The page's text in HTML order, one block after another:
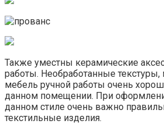
Также уместны керамические
работы. Необработанные
мебель ручной работы очень
данном помещении. При
данном стиле очень важно
текстильные изделия.